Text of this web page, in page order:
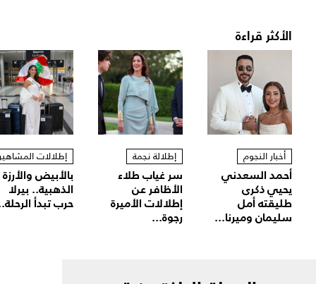
الأكثر قراءة
أخبار النجوم
أحمد السعدني
يحيي ذكرى
طليقته أمل
سليمان وميرنا...
إطلالة نجمة
سر غياب طلاء
الأظافر عن
إطلالات الأميرة
رجوة...
إطلالات
بالأبيض والأرزة
الذهبية.. بيرلا
حرب تبدأ